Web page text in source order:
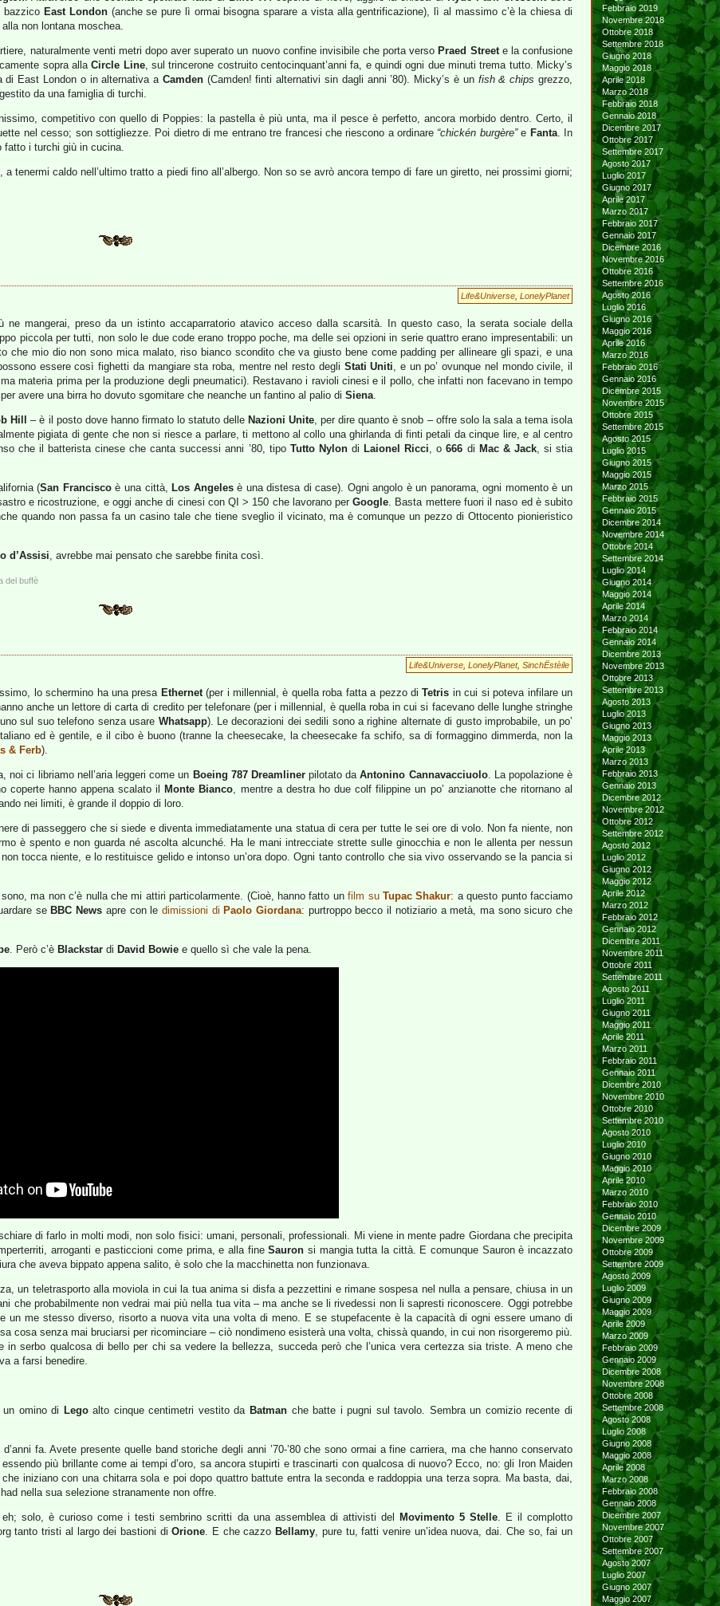
bazzico East London(anche se pure lì ormai bisogna sparare a vista alla gentrificazione), lì al massimo c’è la chiesa di
non lontana moschea.
naturalmente venti metri dopo aver superato un nuovo confine invisibile che porta verso Praed Streete la confusione
sopra allaCircle Line, sul trincerone costruito centocinquant’anni fa, e quindi ogni due minuti trema tutto. Micky’s
di East London o in alternativa a Camden(Camden! finti alternativi sin dagli anni ’80). Micky’s è un fish & chips grezzo,
da una famiglia di turchi.
competitivo con quello di Poppies: la pastella è più unta, ma il pesce è perfetto, ancora morbido dentro. Certo, il
nel cesso; son sottigliezze. Poi dietro di me entrano tre francesi che riescono a ordinare “chickén burgère”e Fanta. In
fatto i turchi giù in cucina.
tenermi caldo nell’ultimo tratto a piedi fino all’albergo. Non so se avrò ancora tempo di fare un giretto, nei prossimi giorni;
Life&Universe LonelyPlanet
mangerai, preso da un istinto accaparratorio atavico acceso dalla scarsità. In questo caso, la serata sociale della
piccola per tutti, non solo le due code erano troppo poche, ma delle sei opzioni in serie quattro erano impresentabili: un
che mio dio non sono mica malato, riso bianco scondito che va giusto bene come padding per allineare gli spazi, e una
essere così fighetti da mangiare sta roba, mentre nel resto degli Stati Uniti, e un po’ ovunque nel mondo civile, il
materia prima per la produzione degli pneumatici). Restavano i ravioli cinesi e il pollo, che infatti non facevano in tempo
avere una birra ho dovuto sgomitare che neanche un fantino al palio di Siena.
Hill – è il posto dove hanno firmato lo statuto delle Nazioni Unite, per dire quanto è snob – offre solo la sala a tema isola
pigiata di gente che non si riesce a parlare, ti mettono al collo una ghirlanda di finti petali da cinque lire, e al centro
che il batterista cinese che canta successi anni ’80, tipo Tutto Nylondi Laionel Ricci, o666 di Mac & Jack, si stia
(San Franciscoè una città, Los Angelesè una distesa di case). Ogni angolo è un panorama, ogni momento è un
e ricostruzione, e oggi anche di cinesi con QI > 150 che lavorano perGoogle. Basta mettere fuori il naso ed è subito
quando non passa fa un casino tale che tiene sveglio il vicinato, ma è comunque un pezzo di Ottocento pionieristico
d’Assisi, avrebbe mai pensato che sarebbe finita così.
del buffè
Life&Universe LonelyPlanet, SinchËstèile
lo schermino ha una presa Ethernet(per i millennial, è quella roba fatta a pezzo diTetris in cui si poteva infilare un
anche un lettore di carta di credito per telefonare (per i millennial, è quella roba in cui si facevano delle lunghe stringhe
sul suo telefono senza usare Whatsapp). Le decorazioni dei sedili sono a righine alternate di gusto improbabile, un po’
ed è gentile, e il cibo è buono (tranne la cheesecake, la cheesecake fa schifo, sa di formaggino dimmerda, non la
& Ferb).
noi ci libriamo nell’aria leggeri come un Boeing 787 Dreamlinerpilotato daAntonino Cannavacciuolo. La popolazione è
coperte hanno appena scalato il
Monte Bianco, mentre a destra ho due colf filippine un po’ anzianotte che ritornano al
nei limiti, è grande il doppio di loro.
di passeggero che si siede e diventa immediatamente una statua di cera per tutte le sei ore di volo. Non fa niente, non
è spento e non guarda né ascolta alcunché. Ha le mani intrecciate strette sulle ginocchia e non le allenta per nessun
tocca niente, e lo restituisce gelido e intonso un’ora dopo. Ogni tanto controllo che sia vivo osservando se la pancia si
ma non c’è nulla che mi attiri particolarmente. (Cioè, hanno fatto unfilm su Tupac Shakur: a questo punto facciamo
se BBC News apre con le dimissioni di Paolo Giordana: purtroppo becco il notiziario a metà, ma sono sicuro che
. Però c’è Blackstardi David Bowiee quello sì che vale la pena.
di farlo in molti modi, non solo fisici: umani, personali, professionali. Mi viene in mente padre Giordana che precipita
arroganti e pasticcioni come prima, e alla fineSauron si mangia tutta la città. E comunque Sauron è incazzato
che aveva bippato appena salito, è solo che la macchinetta non funzionava.
un teletrasporto alla moviola in cui la tua anima si disfa a pezzettini e rimane sospesa nel nulla a pensare, chiusa in un
che probabilmente non vedrai mai più nella tua vita – ma anche se li rivedessi non li sapresti riconoscere. Oggi potrebbe
me stesso diverso, risorto a nuova vita una volta di meno. E se stupefacente è la capacità di ogni essere umano di
cosa senza mai bruciarsi per ricominciare – ciò nondimeno esisterà una volta, chissà quando, in cui non risorgeremo più.
serbo qualcosa di bello per chi sa vedere la bellezza, succeda però che l’unica vera certezza sia triste. A meno che
a farsi benedire.
omino di Legoalto cinque centimetri vestito da Batmanche batte i pugni sul tavolo. Sembra un comizio recente di
fa. Avete presente quelle band storiche degli anni ’70-’80 che sono ormai a fine carriera, ma che hanno conservato
più brillante come ai tempi d’oro, sa ancora stupirti e trascinarti con qualcosa di nuovo? Ecco, no: gli Iron Maiden
iniziano con una chitarra sola e poi dopo quattro battute entra la seconda e raddoppia una terza sopra. Ma basta, dai,
nella sua selezione stranamente non offre.
solo, è curioso come i testi sembrino scritti da una assemblea di attivisti del Movimento 5 Stelle. E il complotto
tanto tristi al largo dei bastioni diOrione. E che cazzo Bellamy, pure tu, fatti venire un’idea nuova, dai. Che so, fai un
Febbraio 2019
Novembre 2018
Ottobre 2018
Settembre 2018
Giugno 2018
Maggio 2018
Aprile 2018
Marzo 2018
Febbraio 2018
Gennaio 2018
Dicembre 2017
Ottobre 2017
Settembre 2017
Agosto 2017
Luglio 2017
Giugno 2017
Aprile 2017
Marzo 2017
Febbraio 2017
Gennaio 2017
Dicembre 2016
Novembre 2016
Ottobre 2016
Settembre 2016
Agosto 2016
Luglio 2016
Giugno 2016
Maggio 2016
Aprile 2016
Marzo 2016
Febbraio 2016
Gennaio 2016
Dicembre 2015
Novembre 2015
Ottobre 2015
Settembre 2015
Agosto 2015
Luglio 2015
Giugno 2015
Maggio 2015
Marzo 2015
Febbraio 2015
Gennaio 2015
Dicembre 2014
Novembre 2014
Ottobre 2014
Settembre 2014
Luglio 2014
Giugno 2014
Maggio 2014
Aprile 2014
Marzo 2014
Febbraio 2014
Gennaio 2014
Dicembre 2013
Novembre 2013
Ottobre 2013
Settembre 2013
Agosto 2013
Luglio 2013
Giugno 2013
Maggio 2013
Aprile 2013
Marzo 2013
Febbraio 2013
Gennaio 2013
Dicembre 2012
Novembre 2012
Ottobre 2012
Settembre 2012
Agosto 2012
Luglio 2012
Giugno 2012
Maggio 2012
Aprile 2012
Marzo 2012
Febbraio 2012
Gennaio 2012
Dicembre 2011
Novembre 2011
Ottobre 2011
Settembre 2011
Agosto 2011
Luglio 2011
Giugno 2011
Maggio 2011
Aprile 2011
Marzo 2011
Febbraio 2011
Gennaio 2011
Dicembre 2010
Novembre 2010
Ottobre 2010
Settembre 2010
Agosto 2010
Luglio 2010
Giugno 2010
Maggio 2010
Aprile 2010
Marzo 2010
Febbraio 2010
Gennaio 2010
Dicembre 2009
Novembre 2009
Ottobre 2009
Settembre 2009
Agosto 2009
Luglio 2009
Giugno 2009
Maggio 2009
Aprile 2009
Marzo 2009
Febbraio 2009
Gennaio 2009
Dicembre 2008
Novembre 2008
Ottobre 2008
Settembre 2008
Agosto 2008
Luglio 2008
Giugno 2008
Maggio 2008
Aprile 2008
Marzo 2008
Febbraio 2008
Gennaio 2008
Dicembre 2007
Novembre 2007
Ottobre 2007
Settembre 2007
Agosto 2007
Luglio 2007
Giugno 2007
Maggio 2007